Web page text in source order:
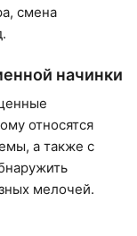
смена
начинки
относятся
а также с
мелочей.